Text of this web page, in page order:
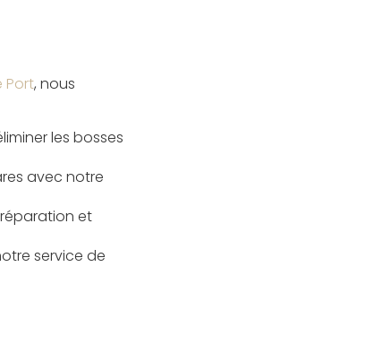
Port, nous
les bosses
avec notre
et
service de